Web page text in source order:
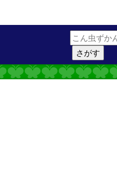
サイト内検索